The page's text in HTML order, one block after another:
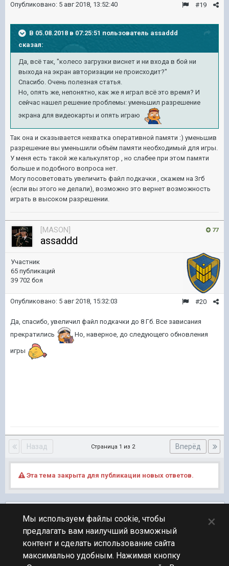
#19
Опубликовано: 5 авг 2018, 13:52:40
В 05.08.2018 в 07:25:51 пользователь assaddd
сказал:
Да, всё так, "колесо загрузки виснет и ни входа в бой ни
выхода на экран авторизации не происходит?"
Спасибо. Очень полезная статья.
Но, опять же, непонятно, как же я играл всё это время? И
сейчас нашел решение проблемы: уменьшил разрешение
экрана для видеокарты и опять играю
Так она и сказывается нехватка оперативной памяти :) уменьшив
разрешение вы уменьшили объём памяти необходимый для игры.
У меня есть такой же калькулятор , но слабее при этом памяти
больше и подобного вопроса нет.
Могу посоветовать увеличить файл подкачки , скажем на 3гб
(если вы этого не делали), возможно это вернет возможность
играть в высоком разрешении.
77
[MASON]
assaddd
Участник
65 публикаций
39 702 боя
#20
Опубликовано: 5 авг 2018, 15:32:03
Да, спасибо, увеличил файл подкачки до 8 Гб. Все зависания
прекратились
Но, наверное, до следующего обновления
игры
Назад Вперёд
Страница 1 из 2
Эта тема закрыта для публикации новых ответов.
ПЕРЕЙТИ К СПИСКУ ТЕМ
Технические вопросы
Мы используем файлы cookie, чтобы
предлагать вам наилучший возможный
контент и сделать использование сайта
максимально удобным. Нажимая кнопку
×